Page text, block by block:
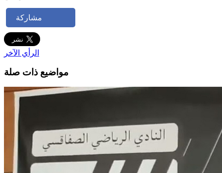
مشاركة
الرأي الآخر
مواضيع ذات صلة